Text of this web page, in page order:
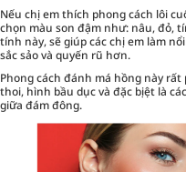
Nếu chị em thích phong cách lôi
chọn màu son đậm như: nâu, đỏ,
tính này, sẽ giúp các chị em làm
sắc sảo và quyến rũ hơn.
Phong cách đánh má hồng này
thoi, hình bầu dục và đặc bịệt là
giữa đám đông.